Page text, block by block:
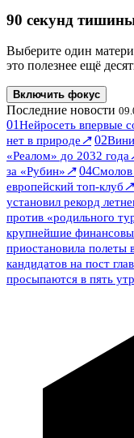
90 секунд
Выберите один
это полезнее ещё
Включить фокус
Последние новости
01Нейросеть впервые
нет в природе↗ 02
«Реалом» до 2032 года
за «Рубин»↗ 04Смолов
европейский топ-клуб↗
установил рекорд
против «родильного
крупнейшие
приостановила
кандидатов на пост
просыпаются в пять